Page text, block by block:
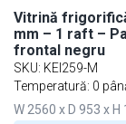
Vitrină
mm – 1 raft –
frontal negru
SKU: KEI259-M
Temperatură: 0
W 2560 x D 953 x